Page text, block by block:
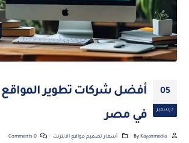
05
ديسمبر
أفضل شركات تطوير المواقع
في مصر
By Kayanmedia أسعار تصميم مواقع الانترنت 0 Comments